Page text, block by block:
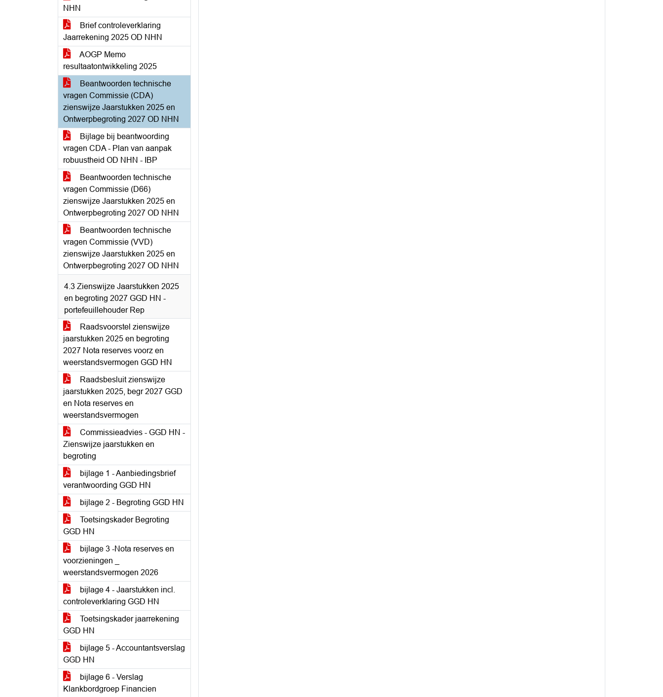
NHN
Brief controleverklaring
Jaarrekening 2025 OD NHN
AOGP Memo
resultaatontwikkeling 2025
Beantwoorden technische
vragen Commissie (CDA)
zienswijze Jaarstukken 2025 en
Ontwerpbegroting 2027 OD NHN
Bijlage bij beantwoording
vragen CDA - Plan van aanpak
robuustheid OD NHN - IBP
Beantwoorden technische
vragen Commissie (D66)
zienswijze Jaarstukken 2025 en
Ontwerpbegroting 2027 OD NHN
Beantwoorden technische
vragen Commissie (VVD)
zienswijze Jaarstukken 2025 en
Ontwerpbegroting 2027 OD NHN
4.3 Zienswijze Jaarstukken 2025
en begroting 2027 GGD HN -
portefeuillehouder Rep
Raadsvoorstel zienswijze
jaarstukken 2025 en begroting
2027 Nota reserves voorz en
weerstandsvermogen GGD HN
Raadsbesluit zienswijze
jaarstukken 2025, begr 2027 GGD
en Nota reserves en
weerstandsvermogen
Commissieadvies - GGD HN -
Zienswijze jaarstukken en
begroting
bijlage 1 - Aanbiedingsbrief
verantwoording GGD HN
bijlage 2 - Begroting GGD HN
Toetsingskader Begroting
GGD HN
bijlage 3 -Nota reserves en
voorzieningen _
weerstandsvermogen 2026
bijlage 4 - Jaarstukken incl.
controleverklaring GGD HN
Toetsingskader jaarrekening
GGD HN
bijlage 5 - Accountantsverslag
GGD HN
bijlage 6 - Verslag
Klankbordgroep Financien